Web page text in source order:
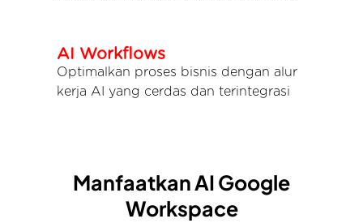
AI Workflows
Optimalkan proses bisnis dengan alur
kerja AI yang cerdas dan terintegrasi
Manfaatkan AI Google
Workspace